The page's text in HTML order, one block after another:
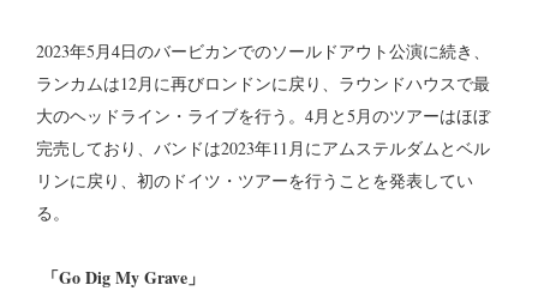
2023年5月4日のバービカンでのソールドアウト公演に続き、
ランカムは12月に再びロンドンに戻り、ラウンドハウスで最
大のヘッドライン・ライブを行う。4月と5月のツアーはほぼ
完売しており、バンドは2023年11月にアムステルダムとベル
リンに戻り、初のドイツ・ツアーを行うことを発表してい
る。
「Go Dig My Grave」